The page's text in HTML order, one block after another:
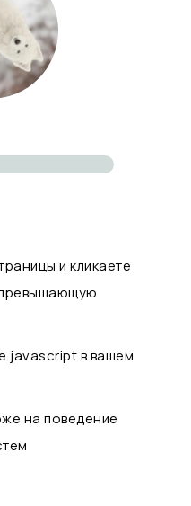
и кликаете
javascript в вашем
на поведение